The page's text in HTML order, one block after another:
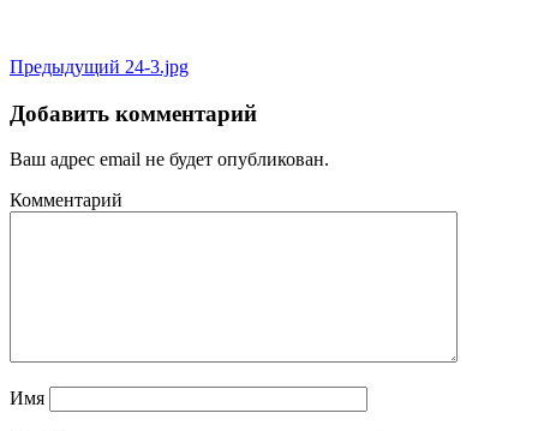
Навигация
по
записям
Предыдущая
Предыдущий 24-3.jpg
Добавить комментарий
Ваш адрес email не будет опубликован.
Комментарий
Имя